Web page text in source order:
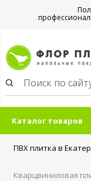
Каталог товаров
ПВХ плитка в
Кварцвиниловая